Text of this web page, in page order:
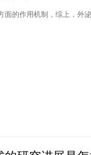
的作用机制，综上，外